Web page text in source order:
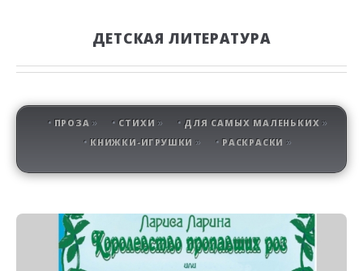
ДЕТСКАЯ ЛИТЕРАТУРА
ПРОЗА СТИХИ
ДЛЯ САМЫХ МАЛЕНЬКИХ
КНИЖКИ-ИГРУШКИ
РАСКРАСКИ